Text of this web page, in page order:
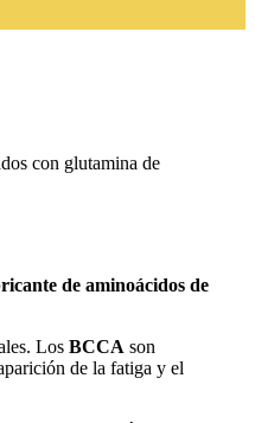
con glutamina de
de aminoácidos de
Los BCCA son
de la fatiga y el